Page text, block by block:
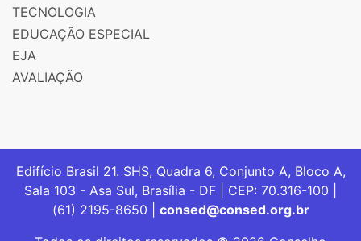
TECNOLOGIA
EDUCAÇÃO ESPECIAL
EJA
AVALIAÇÃO
Edifício Brasil 21. SHS, Quadra 6, Conjunto A, Bloco A,
Sala 103 - Asa Sul, Brasília - DF | CEP: 70.316-100 |
(61) 2195-8650 | consed@consed.org.br